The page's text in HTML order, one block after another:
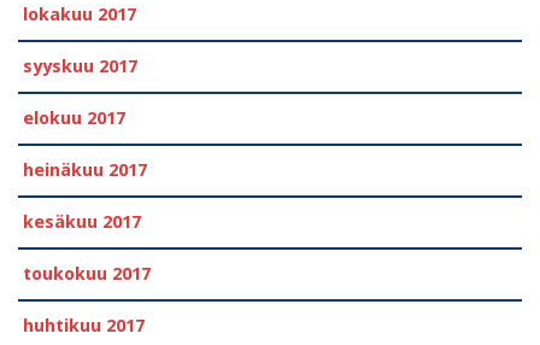
lokakuu 2017
syyskuu 2017
elokuu 2017
heinäkuu 2017
kesäkuu 2017
toukokuu 2017
huhtikuu 2017